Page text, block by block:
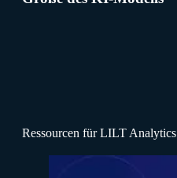
Ressourcen für LILT Analytics